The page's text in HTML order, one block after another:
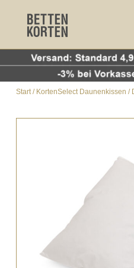
Start/ KortenSelect Daunenkissen /